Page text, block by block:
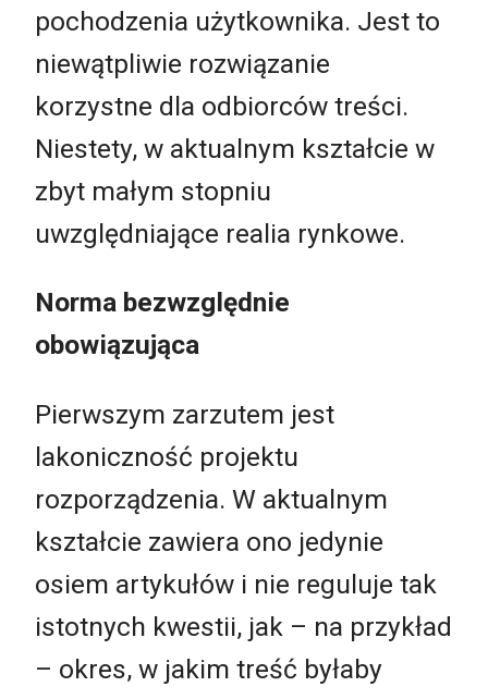
pochodzenia użytkownika. Jest to
niewątpliwie rozwiązanie
korzystne dla odbiorców treści.
Niestety, w aktualnym kształcie w
zbyt małym stopniu
uwzględniające realia rynkowe.
Norma bezwzględnie
obowiązująca
Pierwszym zarzutem jest
lakoniczność projektu
rozporządzenia. W aktualnym
kształcie zawiera ono jedynie
osiem artykułów i nie reguluje tak
istotnych kwestii, jak – na przykład
– okres, w jakim treść byłaby